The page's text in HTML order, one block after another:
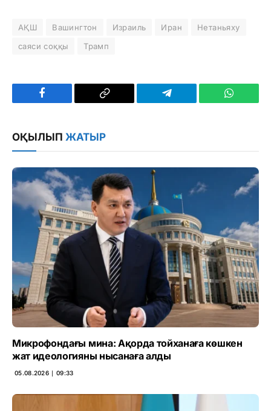
АҚШ Вашингтон Израиль Иран
Нетаньяху
саяси соққы
Трамп
Facebook
Copy
Telegram
ОҚЫЛЫП ЖАТЫР
Микрофондағы мина: Ақорда тойханаға көшкен
жат идеологияны нысанаға алды
05.08.2026 ∣ 09:33